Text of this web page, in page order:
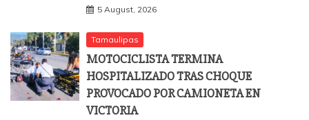
5 August, 2026
Tamaulipas
MOTOCICLISTA TERMINA
HOSPITALIZADO TRAS CHOQUE
PROVOCADO POR CAMIONETA EN
VICTORIA